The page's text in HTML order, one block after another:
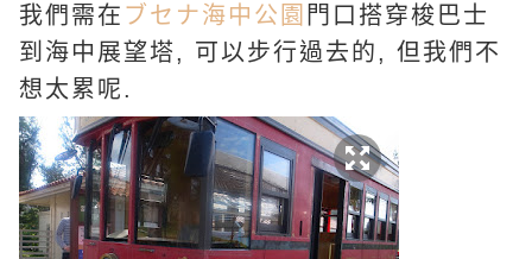
我們需在 ブセナ海中公園 門口搭穿梭巴士
到 海中展望塔, 可以步行過去的, 但我們不
想太累呢.